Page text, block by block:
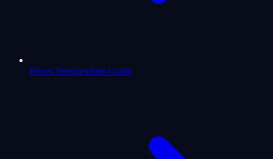
Pisces Sternzeichen-Guide